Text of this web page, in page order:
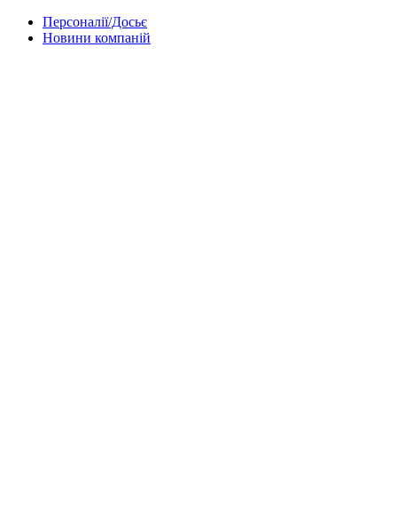
Персоналії/Досьє
Новини компаній